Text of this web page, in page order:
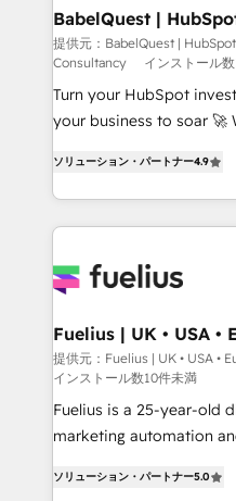
Boutique 'Elite' team of
Hub, Marketing Hub,
CMS • ISO/IEC
42001:2023 certified -
GuardHub: our AI
'𝗖𝗼𝗻𝘁𝗮𝗰𝘁 𝗯𝘂𝘀𝗶𝗻𝗲𝘀𝘀'
𝘴𝘶𝘱𝘦𝘳 𝘳𝘦𝘴𝘱𝘰𝘯𝘴𝘪𝘷𝘦)
BabelQuest |
Consultancy
提供元：BabelQuest |
Consultancy
インストール
Turn your HubSpot
your business to soar 🚀 We’re a team of accredited
implement the platform
environments, optimise
sure you can actually
for you and execute it on HubSpot.
framework, meaning
HubSpot and vetted by
can support public sector
other ones listed in our profile. Our
HubSpot implementation - HubSpot CMS
is there for you to: - Grow revenue, and run your
ソリューション・パートナー4.9
Fuelius | UK • USA
1998
提供元：Fuelius | UK • USA •
インストール数10件未満
Fuelius is a 25-year-old
marketing automation and
maximise their return
ソリューション・パートナー5.0